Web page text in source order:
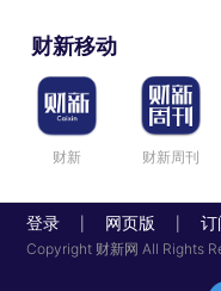
财新移动
财新 财新周刊
登录 网页版 订
Copyright 财新网 All Rights